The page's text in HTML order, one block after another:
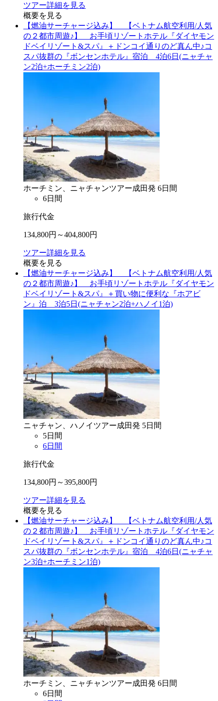
ツアー詳細を見る
概要を見る
【燃油サーチャージ込み】 【ベトナム航空利用/人気
の２都市周遊♪】 お手頃リゾートホテル『ダイヤモン
ドベイリゾート&スパ』＋ドンコイ通りのど真ん中♪コ
スパ抜群の『ボンセンホテル』宿泊 4泊6日(ニャチャ
ン2泊+ホーチミン2泊)
ホーチミン、ニャチャンツアー成田発 6日間
6日間
旅行代金
134,800円～404,800円
ツアー詳細を見る
概要を見る
【燃油サーチャージ込み】 【ベトナム航空利用/人気
の２都市周遊♪】 お手頃リゾートホテル『ダイヤモン
ドベイリゾート&スパ』＋買い物に便利な『ホアビ
ン』泊 3泊5日(ニャチャン2泊+ハノイ1泊)
ニャチャン、ハノイ ツアー成田発 5日間
5日間
6日間
旅行代金
134,800円～395,800円
ツアー詳細を見る
概要を見る
【燃油サーチャージ込み】 【ベトナム航空利用/人気
の２都市周遊♪】 お手頃リゾートホテル『ダイヤモン
ドベイリゾート&スパ』＋ドンコイ通りのど真ん中♪コ
スパ抜群の『ボンセンホテル』宿泊 4泊6日(ニャチャ
ン3泊+ホーチミン1泊)
ホーチミン、ニャチャンツアー成田発 6日間
6日間